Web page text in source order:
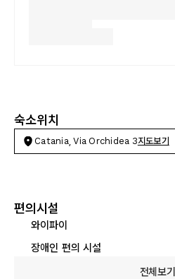
숙소위치
Catania, Via Orchidea 3지도보기
편의시설
와이파이
장애인 편의 시설
전체보기